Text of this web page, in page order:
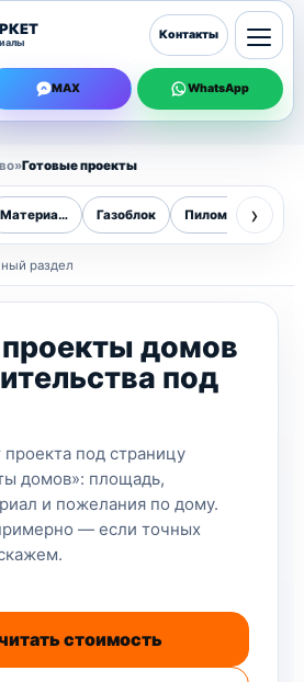
MAX WhatsApp
Контакты
»Готовые проекты
домов
Материалы Газоблок Пиломатериалы
›
раздел
домов
под
под страницу
домов»: площадь,
и пожелания по дому.
— если точных
стоимость